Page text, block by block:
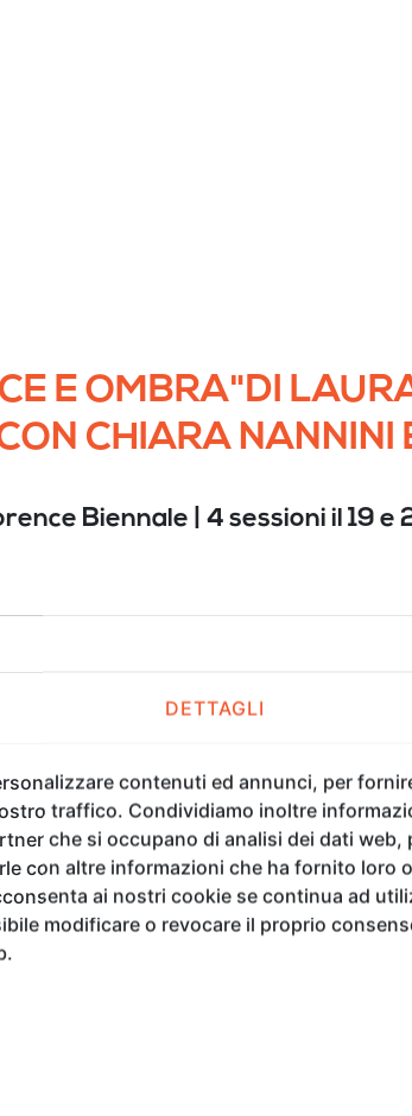
E OMBRA"DI
CHIARA NANNINI
Biennale | 4 sessioni il 19
dedicata al tema “The Sublime Essence
un
progetto educativo rivolto ai
offrono un percorso esperienziale in cui la
e attività pratiche, i bambini
specchi e oggetti interattivi;
il comportamento della luce;
da specchi di forme diverse;
per inventare paesaggi ed architetture effimere;
resteranno accessibili in modo
partecipativa, in cui i bambini sono
trasforma lo spazio e stimola fiducia,
DETTAGLI
contenuti ed annunci, per
traffico. Condividiamo inoltre
che si occupano di analisi dei dati web,
con altre informazioni che ha fornito loro
ai nostri cookie se continua ad
modificare o revocare il proprio